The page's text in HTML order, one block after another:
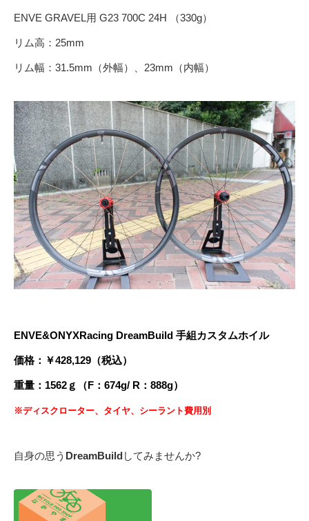
ENVE GRAVEL用 G23 700C 24H （330g）
リム高：25mm
リム幅：31.5mm（外幅）、23mm（内幅）
ENVE&ONYXRacing DreamBuild 手組カスタムホイル
価格：￥428,129（税込）
重量：1562ｇ（F：674g/ R：888g）
※ディスクローター、タイヤ、シーラント費用別
自身の思う DreamBuildしてみませんか?